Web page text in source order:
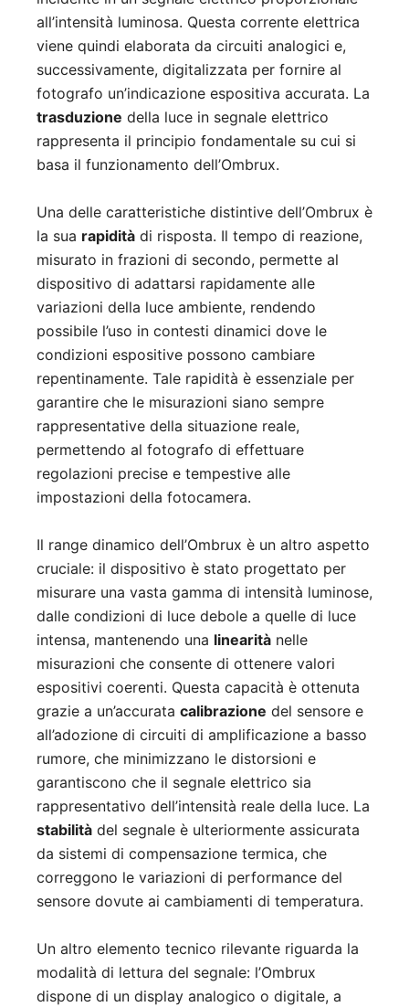
all’intensità luminosa. Questa corrente elettrica
viene quindi elaborata da circuiti analogici e,
successivamente, digitalizzata per fornire al
fotografo un’indicazione espositiva accurata. La
trasduzione della luce in segnale elettrico
rappresenta il principio fondamentale su cui si
basa il funzionamento dell’Ombrux.
Una delle caratteristiche distintive dell’Ombrux è
la sua rapidità di risposta. Il tempo di reazione,
misurato in frazioni di secondo, permette al
dispositivo di adattarsi rapidamente alle
variazioni della luce ambiente, rendendo
possibile l’uso in contesti dinamici dove le
condizioni espositive possono cambiare
repentinamente. Tale rapidità è essenziale per
garantire che le misurazioni siano sempre
rappresentative della situazione reale,
permettendo al fotografo di effettuare
regolazioni precise e tempestive alle
impostazioni della fotocamera.
Il range dinamico dell’Ombrux è un altro aspetto
cruciale: il dispositivo è stato progettato per
misurare una vasta gamma di intensità luminose,
dalle condizioni di luce debole a quelle di luce
intensa, mantenendo una linearità nelle
misurazioni che consente di ottenere valori
espositivi coerenti. Questa capacità è ottenuta
grazie a un’accurata calibrazione del sensore e
all’adozione di circuiti di amplificazione a basso
rumore, che minimizzano le distorsioni e
garantiscono che il segnale elettrico sia
rappresentativo dell’intensità reale della luce. La
stabilità del segnale è ulteriormente assicurata
da sistemi di compensazione termica, che
correggono le variazioni di performance del
sensore dovute ai cambiamenti di temperatura.
Un altro elemento tecnico rilevante riguarda la
modalità di lettura del segnale: l’Ombrux
dispone di un display analogico o digitale, a